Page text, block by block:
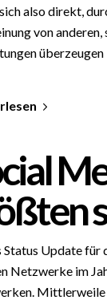
also direkt,
von
Status Update für
Netzwerke im
Mittlerweile